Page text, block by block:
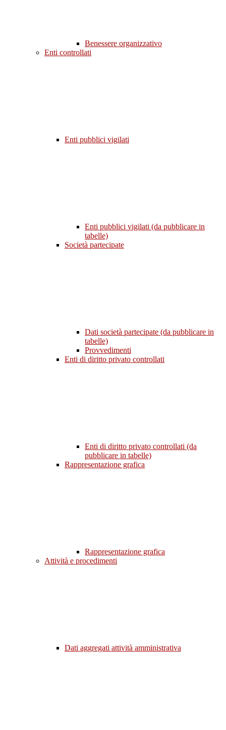
Benessere organizzativo
Enti controllati
Enti pubblici vigilati
Enti pubblici vigilati (da pubblicare in
tabelle)
Società partecipate
Dati società partecipate (da pubblicare in
tabelle)
Provvedimenti
Enti di diritto privato controllati
Enti di diritto privato controllati (da
pubblicare in tabelle)
Rappresentazione grafica
Rappresentazione grafica
Attività e procedimenti
Dati aggregati attività amministrativa